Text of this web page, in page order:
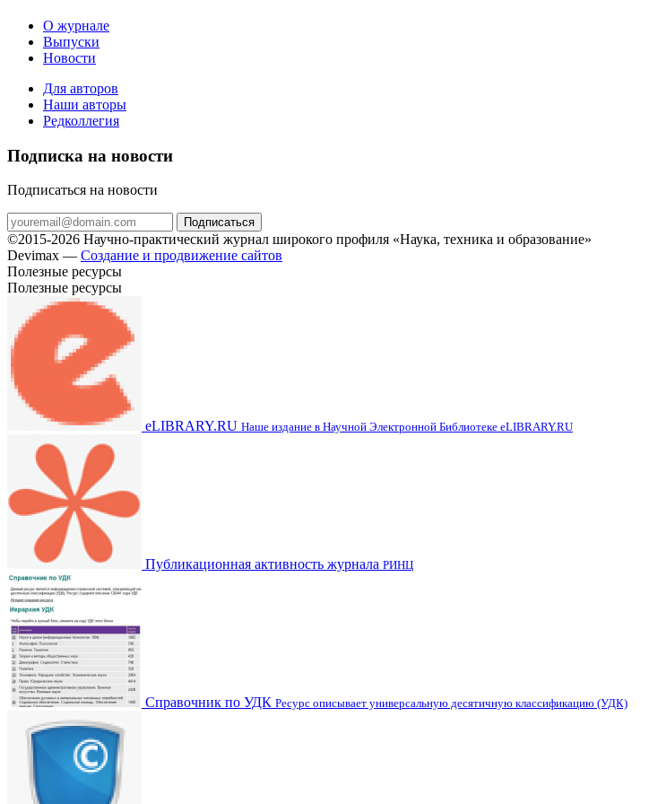
О журнале
Выпуски
Новости
Для авторов
Наши авторы
Редколлегия
Подписка на новости
Подписаться на новости
Подписаться
©2015-2026 Научно-практический журнал широкого профиля «Наука, техника и образование»
Devimax — Создание и продвижение сайтов
Полезные ресурсы
Полезные ресурсы
eLIBRARY.RU Наше издание в Научной Электронной Библиотеке eLIBRARY.RU
Публикационная активность журнала РИНЦ
Справочник по УДК Ресурс описывает универсальную десятичную классификацию (УДК)